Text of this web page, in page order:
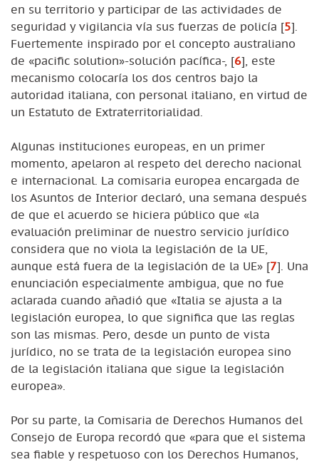
en su territorio y participar de las actividades de
seguridad y vigilancia vía sus fuerzas de policía [5]
Fuertemente inspirado por el concepto australiano
de «pacific solution»-solución pacífica-, [6] , este
mecanismo colocaría los dos centros bajo la
autoridad italiana, con personal italiano, en virtud de
un Estatuto de Extraterritorialidad.
Algunas instituciones europeas, en un primer
momento, apelaron al respeto del derecho nacional
e internacional. La comisaria europea encargada de
los Asuntos de Interior declaró, una semana después
de que el acuerdo se hiciera público que «la
evaluación preliminar de nuestro servicio jurídico
considera que no viola la legislación de la UE,
aunque está fuera de la legislación de la UE» [7] . Una
enunciación especialmente ambigua, que no fue
aclarada cuando añadió que «Italia se ajusta a la
legislación europea, lo que significa que las reglas
son las mismas. Pero, desde un punto de vista
jurídico, no se trata de la legislación europea sino
de la legislación italiana que sigue la legislación
europea».
Por su parte, la Comisaria de Derechos Humanos del
Consejo de Europa recordó que «para que el sistema
sea fiable y respetuoso con los Derechos Humanos,